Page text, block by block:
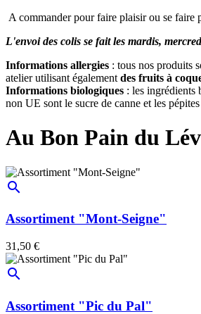
A commander pour faire plaisir ou se faire
L'envoi des colis se fait les mardis,
Informations allergies : tous nos produits
atelier utilisant également des fruits à
Informations biologiques : les ingrédients
non UE sont le sucre de canne et les
Au Bon Pain du
search
Assortiment "Mont-Seigne"
31,50 €
search
Assortiment "Pic du Pal"